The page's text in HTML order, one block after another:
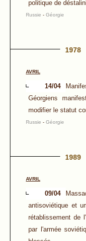
politique de
Russie - Géorgie
1978
AVRIL
14/04
Géorgiens
modifier le statut
Russie - Géorgie
1989
AVRIL
09/04
antisoviétique et
rétablissement de
par l'armée